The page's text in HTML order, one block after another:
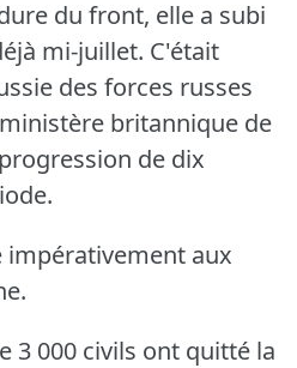
du front, elle a subi
mi-juillet. C'était
des forces russes
britannique de
de dix
impérativement aux
3 000 civils ont quitté la